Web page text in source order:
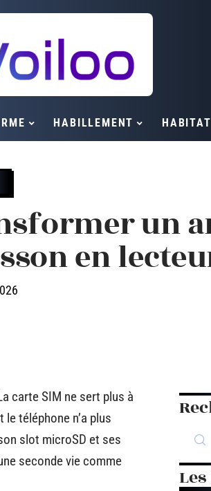
HABILLEMENT HABITAT
un
en
carte SIM ne sert plus à
téléphone n’a plus
slot microSD et ses
seconde vie comme